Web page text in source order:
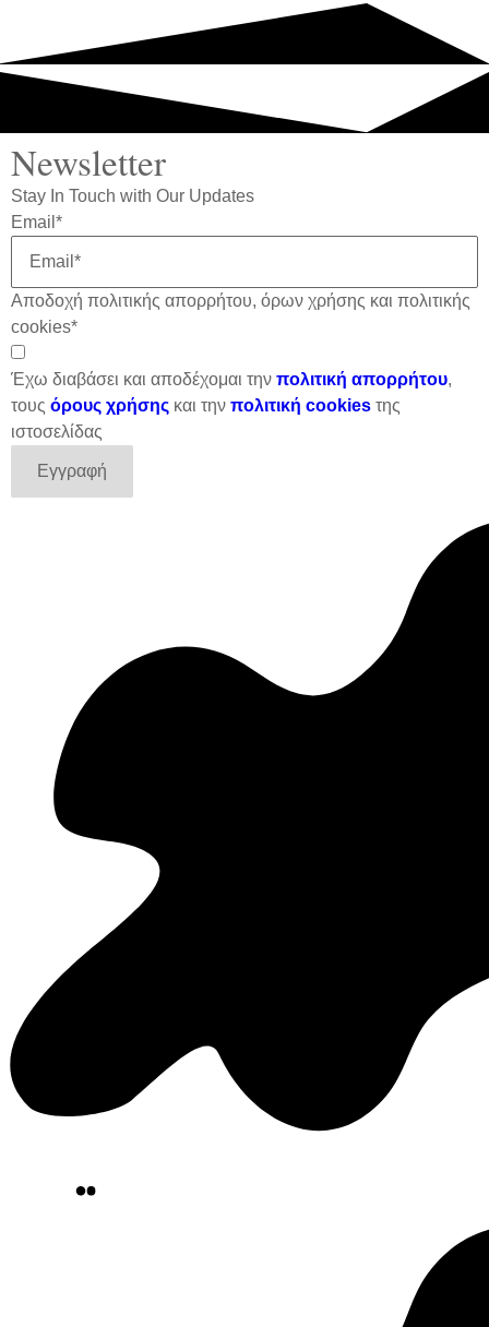
Newsletter
Stay In Touch with Our Updates
Email *
Αποδοχή πολιτικής απορρήτου, όρων χρήσης και πολιτικής
cookies*
Έχω διαβάσει και αποδέχομαι την πολιτική απορρήτου,
τους όρους χρήσης και την πολιτική cookies της
ιστοσελίδας